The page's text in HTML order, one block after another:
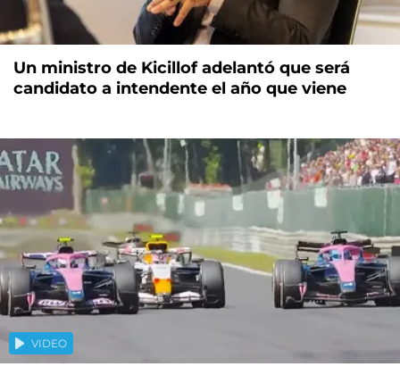
Un ministro de Kicillof adelantó que será
candidato a intendente el año que viene
VIDEO